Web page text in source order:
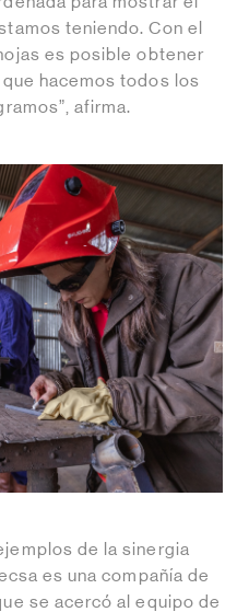
teniendo. Con el
es posible obtener
hacemos todos los
afirma.
de la sinergia
es una compañía de
se acercó al equipo de